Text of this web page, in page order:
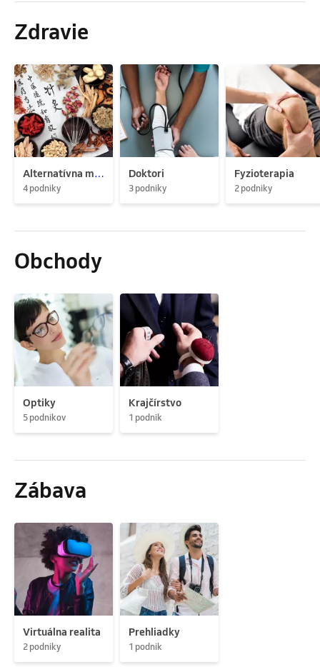
Zdravie
Alternatívna medicína
4 podniky
Doktori
3 podniky
Fyzioterapia
2 podniky
Obchody
Optiky
5 podnikov
Krajčírstvo
1 podnik
Zábava
Virtuálna realita
2 podniky
Prehliadky
1 podnik